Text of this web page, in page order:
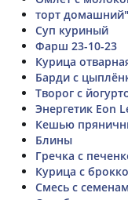
торт
Суп куриный
Фарш 23-10-23
Курица
Барди с
Творог с
Энергетик Eon
Кешью
Блины
Гречка с
Курица с
Смесь с